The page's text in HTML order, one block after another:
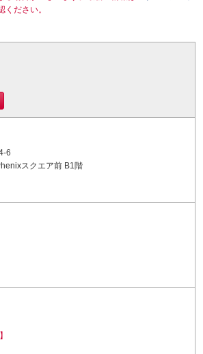
ください。
6
スクエア前 B1階